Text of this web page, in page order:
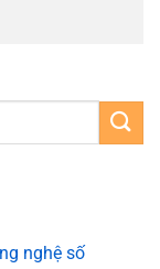
nghệ số